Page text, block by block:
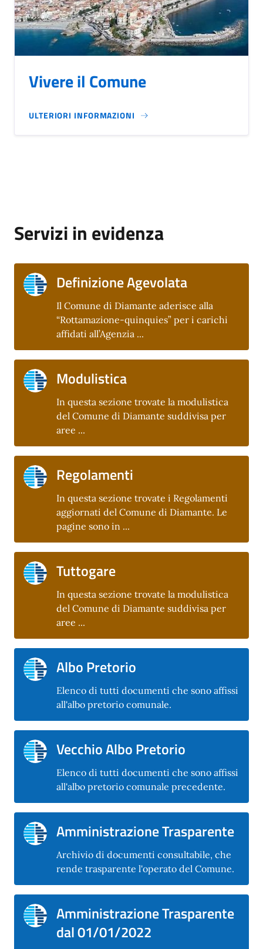
Vivere il Comune
ULTERIORI INFORMAZIONI
Servizi in evidenza
Definizione Agevolata
Il Comune di Diamante aderisce alla
“Rottamazione-quinquies” per i carichi
affidati all’Agenzia ...
Modulistica
In questa sezione trovate la modulistica
del Comune di Diamante suddivisa per
aree ...
Regolamenti
In questa sezione trovate i Regolamenti
aggiornati del Comune di Diamante. Le
pagine sono in ...
Tuttogare
In questa sezione trovate la modulistica
del Comune di Diamante suddivisa per
aree ...
Albo Pretorio
Elenco di tutti documenti che sono affissi
all'albo pretorio comunale.
Vecchio Albo Pretorio
Elenco di tutti documenti che sono affissi
all'albo pretorio comunale precedente.
Amministrazione Trasparente
Archivio di documenti consultabile, che
rende trasparente l'operato del Comune.
Amministrazione Trasparente
dal 01/01/2022